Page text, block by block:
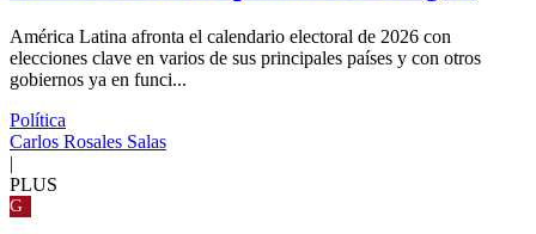
América Latina afronta el calendario electoral de 2026 con
elecciones clave en varios de sus principales países y con otros
gobiernos ya en funci...
Política
Carlos Rosales Salas
|
PLUS
G